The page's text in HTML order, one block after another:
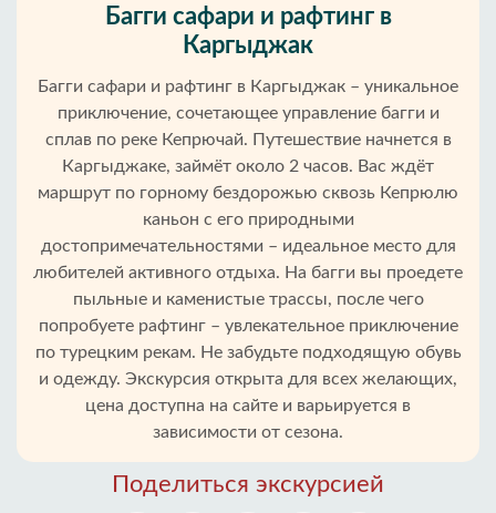
Главная
Каргыджак‎
Багги сафари и рафтинг в
Каргыджак‎
Багги сафари и рафтинг в Каргыджак‎ – уникальное
приключение, сочетающее управление багги и
сплав по реке Кепрючай. Путешествие начнется в
Каргыджаке, займёт около 2 часов. Вас ждёт
маршрут по горному бездорожью сквозь Кепрюлю
каньон с его природными
достопримечательностями – идеальное место для
любителей активного отдыха. На багги вы проедете
пыльные и каменистые трассы, после чего
попробуете рафтинг – увлекательное приключение
по турецким рекам. Не забудьте подходящую обувь
и одежду. Экскурсия открыта для всех желающих,
цена доступна на сайте и варьируется в
зависимости от сезона.
Поделиться экскурсией